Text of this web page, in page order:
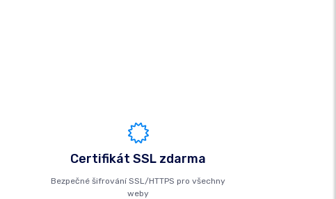
Certifikát SSL zdarma
Bezpečné šifrování SSL/HTTPS pro všechny
weby